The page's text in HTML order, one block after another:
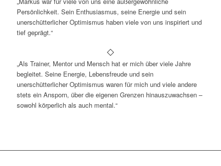
Persönlichkeit. Sein Enthusiasmus, seine Energie und sein
unerschütterlicher Optimismus haben viele von uns inspiriert und
tief geprägt.“
„Als Trainer, Mentor und Mensch hat er mich über viele Jahre
begleitet. Seine Energie, Lebensfreude und sein
unerschütterlicher Optimismus waren für mich und viele andere
stets ein Ansporn, über die eigenen Grenzen hinauszuwachsen –
sowohl körperlich als auch mental.“